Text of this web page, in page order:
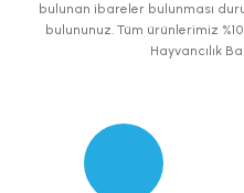
bulunan ibareler bulunması
bulununuz. Tüm ürünlerimiz
Hayvancılık